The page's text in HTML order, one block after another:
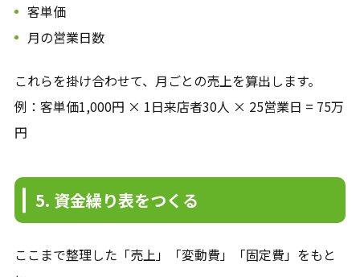
客単価
月の営業日数
これらを掛け合わせて、月ごとの売上を算出します。
例：客単価1,000円 × 1日来店者30人 × 25営業日 = 75万
円
5. 資金繰り表をつくる
ここまで整理した「売上」「変動費」「固定費」をもと